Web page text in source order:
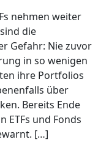
nehmen weiter
die
Gefahr: Nie zuvor
in so wenigen
ihre Portfolios
über
Bereits Ende
ETFs und Fonds
[…]